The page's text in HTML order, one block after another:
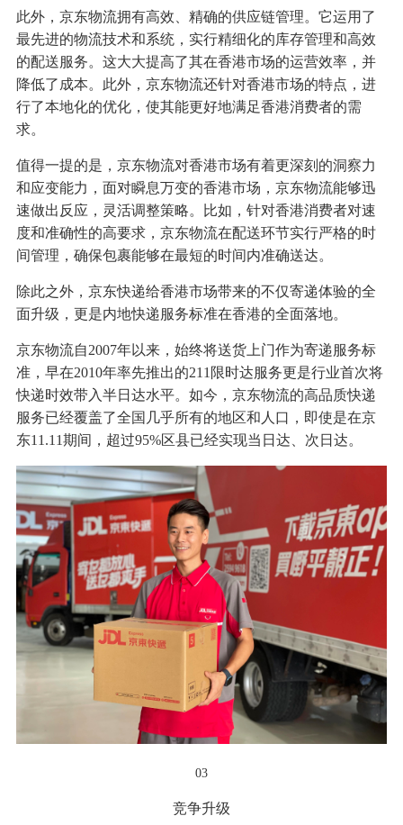
此外，京东物流拥有高效、精确的供应链管理。它运用了
最先进的物流技术和系统，实行精细化的库存管理和高效
的配送服务。这大大提高了其在香港市场的运营效率，并
降低了成本。此外，京东物流还针对香港市场的特点，进
行了本地化的优化，使其能更好地满足香港消费者的需
求。
值得一提的是，京东物流对香港市场有着更深刻的洞察力
和应变能力，面对瞬息万变的香港市场，京东物流能够迅
速做出反应，灵活调整策略。比如，针对香港消费者对速
度和准确性的高要求，京东物流在配送环节实行严格的时
间管理，确保包裹能够在最短的时间内准确送达。
除此之外，京东快递给香港市场带来的不仅寄递体验的全
面升级，更是内地快递服务标准在香港的全面落地。
京东物流自2007年以来，始终将送货上门作为寄递服务标
准，早在2010年率先推出的211限时达服务更是行业首次将
快递时效带入半日达水平。如今，京东物流的高品质快递
服务已经覆盖了全国几乎所有的地区和人口，即使是在京
东11.11期间，超过95%区县已经实现当日达、次日达。
03
竞争升级